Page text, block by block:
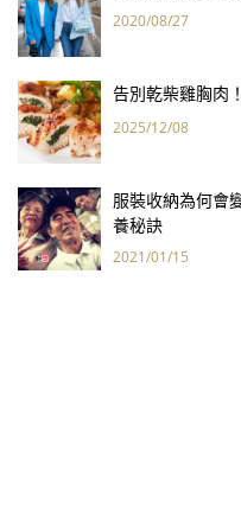
2020/08/27
告別乾柴雞胸肉
2025/12/08
服裝收納為何會
養秘訣
2021/01/15